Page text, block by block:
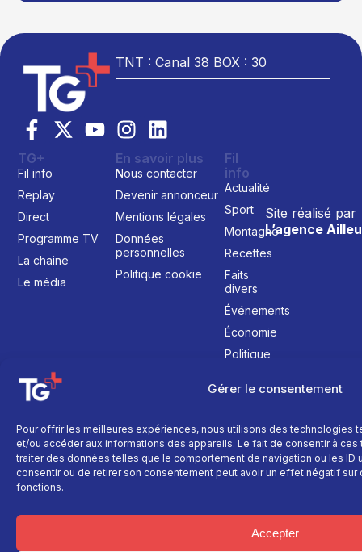
Gérer le consentement
Pour offrir les meilleures expériences, nous utilisons des technologies
et/ou accéder aux informations des appareils. Le fait de consentir à
traiter des données telles que le comportement de navigation ou les ID
consentir ou de retirer son consentement peut avoir un effet négatif
fonctions.
Accepter
TNT : Canal 38 BOX : 30
Site réalisé par
L’agence
TG+
Fil info
Replay
Direct
Programme TV
La chaine
Le média
En savoir plus
Nous contacter
Devenir annonceur
Mentions légales
Données
personnelles
Politique cookie
Fil
info
Actualité
Sport
Montagne
Recettes
Faits
divers
Événements
Économie
Politique